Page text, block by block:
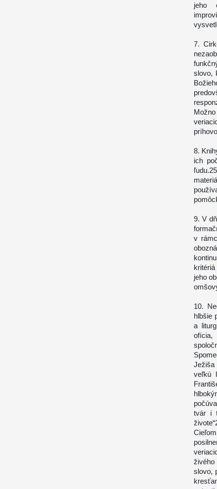
jeho
7.
slovo,
8.
ich
9. V
v
jeho
10.
hlbšie
a
ofícia,
veľkú
tvár i
slovo,